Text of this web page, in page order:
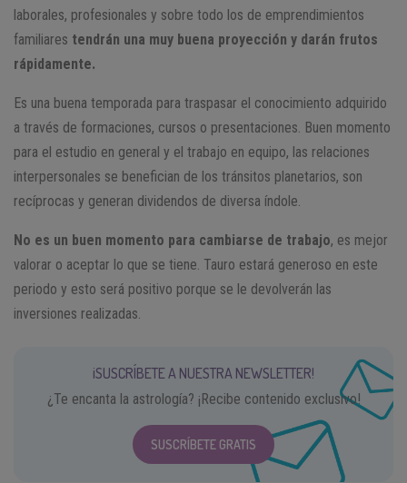
laborales, profesionales y sobre todo los de emprendimientos
familiares tendrán una muy buena proyección y darán frutos
rápidamente.
Es una buena temporada para traspasar el conocimiento adquirido
a través de formaciones, cursos o presentaciones. Buen momento
para el estudio en general y el trabajo en equipo, las relaciones
interpersonales se benefician de los tránsitos planetarios, son
recíprocas y generan dividendos de diversa índole.
No es un buen momento para cambiarse de trabajo, es mejor
valorar o aceptar lo que se tiene. Tauro estará generoso en este
periodo y esto será positivo porque se le devolverán las
inversiones realizadas.
¡SUSCRÍBETE A NUESTRA NEWSLETTER!
¿Te encanta la astrología? ¡Recibe contenido exclusivo!
SUSCRÍBETE GRATIS